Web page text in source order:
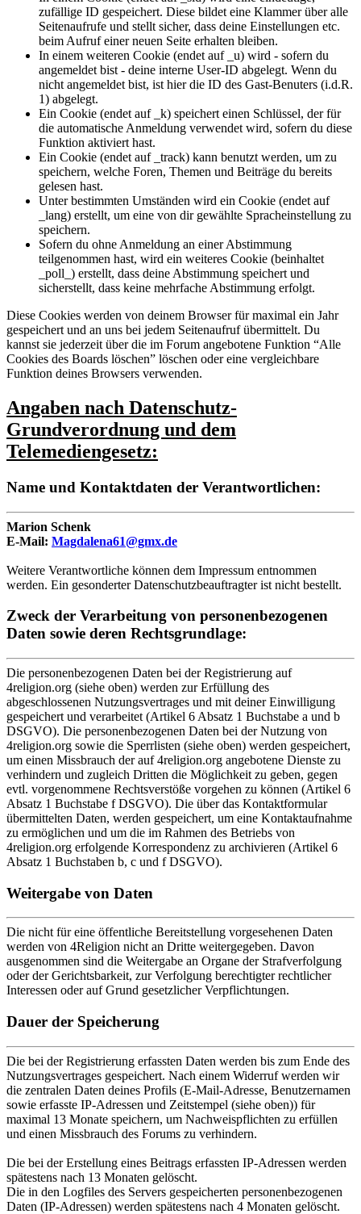
zufällige ID gespeichert. Diese bildet eine Klammer über alle
Seitenaufrufe und stellt sicher, dass deine Einstellungen etc.
beim Aufruf einer neuen Seite erhalten bleiben.
In einem weiteren Cookie (endet auf _u) wird - sofern du
angemeldet bist - deine interne User-ID abgelegt. Wenn du
nicht angemeldet bist, ist hier die ID des Gast-Benuters (i.d.R.
1) abgelegt.
Ein Cookie (endet auf _k) speichert einen Schlüssel, der für
die automatische Anmeldung verwendet wird, sofern du diese
Funktion aktiviert hast.
Ein Cookie (endet auf _track) kann benutzt werden, um zu
speichern, welche Foren, Themen und Beiträge du bereits
gelesen hast.
Unter bestimmten Umständen wird ein Cookie (endet auf
_lang) erstellt, um eine von dir gewählte Spracheinstellung zu
speichern.
Sofern du ohne Anmeldung an einer Abstimmung
teilgenommen hast, wird ein weiteres Cookie (beinhaltet
_poll_) erstellt, dass deine Abstimmung speichert und
sicherstellt, dass keine mehrfache Abstimmung erfolgt.
Diese Cookies werden von deinem Browser für maximal ein Jahr
gespeichert und an uns bei jedem Seitenaufruf übermittelt. Du
kannst sie jederzeit über die im Forum angebotene Funktion “Alle
Cookies des Boards löschen” löschen oder eine vergleichbare
Funktion deines Browsers verwenden.
Angaben nach Datenschutz-
Grundverordnung und dem
Telemediengesetz:
Name und Kontaktdaten der Verantwortlichen:
Marion Schenk
E-Mail: Magdalena61@gmx.de
Weitere Verantwortliche können dem Impressum entnommen
werden. Ein gesonderter Datenschutzbeauftragter ist nicht bestellt.
Zweck der Verarbeitung von personenbezogenen
Daten sowie deren Rechtsgrundlage:
Die personenbezogenen Daten bei der Registrierung auf
4religion.org (siehe oben) werden zur Erfüllung des
abgeschlossenen Nutzungsvertrages und mit deiner Einwilligung
gespeichert und verarbeitet (Artikel 6 Absatz 1 Buchstabe a und b
DSGVO). Die personenbezogenen Daten bei der Nutzung von
4religion.org sowie die Sperrlisten (siehe oben) werden gespeichert,
um einen Missbrauch der auf 4religion.org angebotene Dienste zu
verhindern und zugleich Dritten die Möglichkeit zu geben, gegen
evtl. vorgenommene Rechtsverstöße vorgehen zu können (Artikel 6
Absatz 1 Buchstabe f DSGVO). Die über das Kontaktformular
übermittelten Daten, werden gespeichert, um eine Kontaktaufnahme
zu ermöglichen und um die im Rahmen des Betriebs von
4religion.org erfolgende Korrespondenz zu archivieren (Artikel 6
Absatz 1 Buchstaben b, c und f DSGVO).
Weitergabe von Daten
Die nicht für eine öffentliche Bereitstellung vorgesehenen Daten
werden von 4Religion nicht an Dritte weitergegeben. Davon
ausgenommen sind die Weitergabe an Organe der Strafverfolgung
oder der Gerichtsbarkeit, zur Verfolgung berechtigter rechtlicher
Interessen oder auf Grund gesetzlicher Verpflichtungen.
Dauer der Speicherung
Die bei der Registrierung erfassten Daten werden bis zum Ende des
Nutzungsvertrages gespeichert. Nach einem Widerruf werden wir
die zentralen Daten deines Profils (E-Mail-Adresse, Benutzernamen
sowie erfasste IP-Adressen und Zeitstempel (siehe oben)) für
maximal 13 Monate speichern, um Nachweispflichten zu erfüllen
und einen Missbrauch des Forums zu verhindern.
Die bei der Erstellung eines Beitrags erfassten IP-Adressen werden
spätestens nach 13 Monaten gelöscht.
Die in den Logfiles des Servers gespeicherten personenbezogenen
Daten (IP-Adressen) werden spätestens nach 4 Monaten gelöscht.